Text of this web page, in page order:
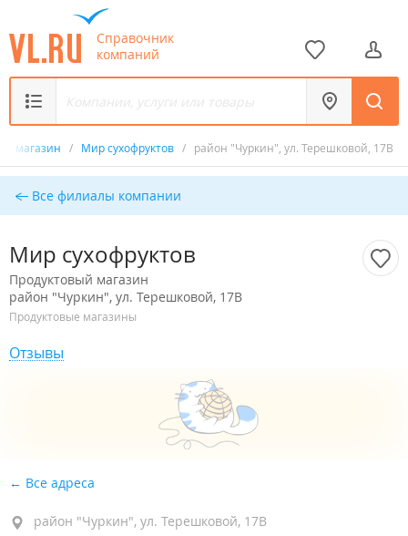
Справочник
компаний
магазин / Мир сухофруктов / район "Чуркин", ул. Терешковой, 17В
Все филиалы компании
Мир сухофруктов
Продуктовый магазин
район "Чуркин", ул. Терешковой, 17В
Продуктовые магазины
Отзывы
Все адреса
район "Чуркин", ул. Терешковой, 17В